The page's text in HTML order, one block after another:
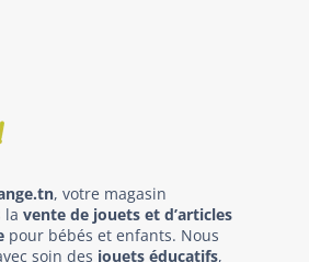
, votre magasin
la vente de jouets et d’articles
pour bébés et enfants. Nous
soin des jouets éducatifs,